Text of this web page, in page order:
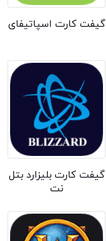
گیفت کارت اسپاتیفای
گیفت کارت بلیزارد بتل
نت